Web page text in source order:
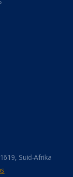
Suid-Afrika